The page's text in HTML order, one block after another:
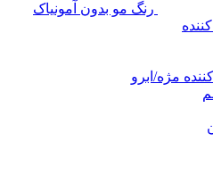
رنگ مو بدون آمونیاک
مژه/ابرو